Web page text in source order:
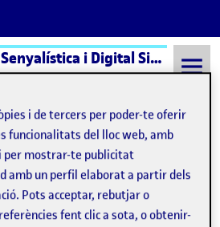
Projecte III. Senyalística i Digital Signage
23 Desembre, 2021
2021
i de tercers per poder-te oferir
funcionalitats del lloc web, amb
mostrar-te publicitat
amb un perfil elaborat a partir dels
Pots acceptar, rebutjar o
fent clic a sota, o obtenir-